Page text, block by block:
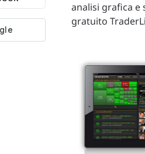
analisi grafica e
gratuito